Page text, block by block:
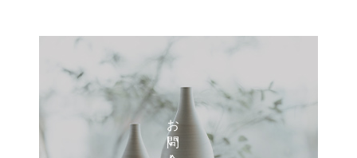
お問い合わせ